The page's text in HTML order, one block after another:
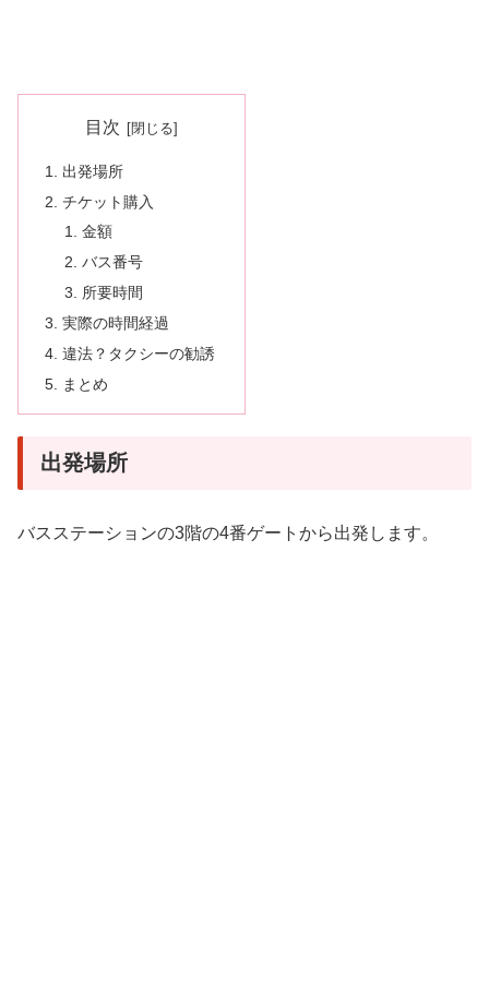
目次
出発場所
チケット購入
金額
バス番号
所要時間
実際の時間経過
違法？タクシーの勧誘
まとめ
出発場所
バスステーションの3階の4番ゲートから出発します。